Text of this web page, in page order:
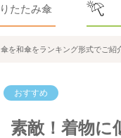
たたみ傘
を和傘をランキング形式でご紹
おすすめ
素敵！着物に